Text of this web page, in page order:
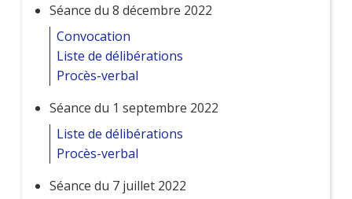
Séance du 8 décembre 2022
Convocation
Liste de délibérations
Procès-verbal
Séance du 1 septembre 2022
Liste de délibérations
Procès-verbal
Séance du 7 juillet 2022